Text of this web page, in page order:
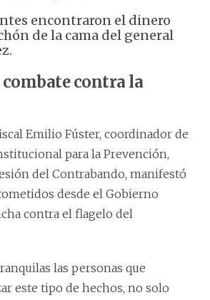
encontraron el dinero
de la cama del general
contra la
Emilio Fúster, coordinador de
para la Prevención,
del Contrabando, manifestó
desde el Gobierno
contra el flagelo del
las personas que
este tipo de hechos, no solo